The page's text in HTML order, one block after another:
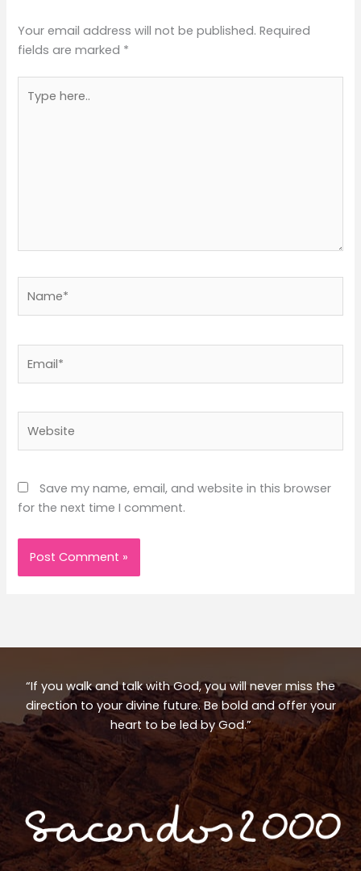
Your email address will not be published. Required
fields are marked *
here..
Save my name, email, and website in this browser
for the next time I comment.
“If you walk and talk with God, you will never miss the
direction to your divine future. Be bold and offer your
heart to be led by God.”